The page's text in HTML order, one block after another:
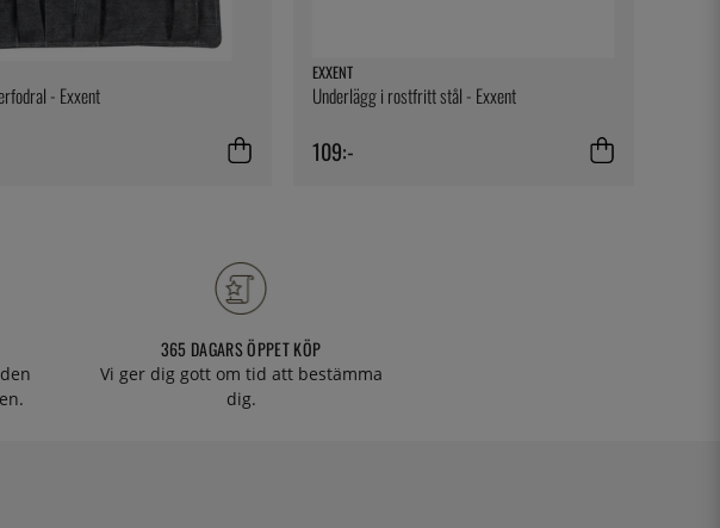
- Exxent
EXXENT
Underlägg i rostfritt stål - Exxent
109:-
365 DAGARS ÖPPET KÖP
Vi ger dig gott om tid att bestämma
dig.